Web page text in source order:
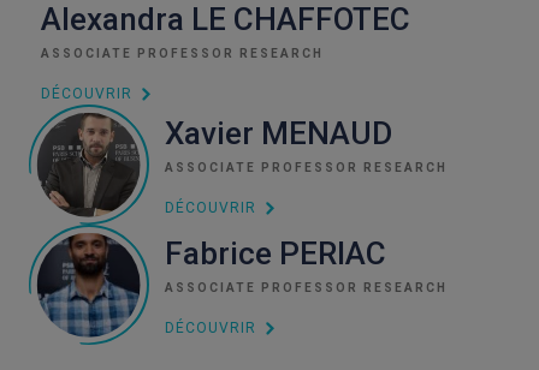
Alexandra LE CHAFFOTEC
ASSOCIATE PROFESSOR RESEARCH
DÉCOUVRIR
Xavier MENAUD
ASSOCIATE PROFESSOR RESEARCH
DÉCOUVRIR
Fabrice PERIAC
ASSOCIATE PROFESSOR RESEARCH
DÉCOUVRIR